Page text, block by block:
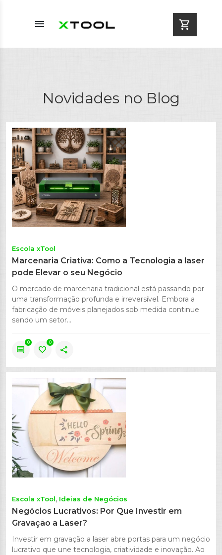
menu shopping_cart
Novidades no Blog
Escola xTool
Marcenaria Criativa: Como a Tecnologia a laser
pode Elevar o seu Negócio
O mercado de marcenaria tradicional está passando por
uma transformação profunda e irreversível. Embora a
fabricação de móveis planejados sob medida continue
sendo um setor...
comment
0
favorite
0
share
Escola xTool Ideias de Negócios
Negócios Lucrativos: Por Que Investir em
Gravação a Laser?
Investir em gravação a laser abre portas para um negócio
lucrativo que une tecnologia, criatividade e inovação. Ao